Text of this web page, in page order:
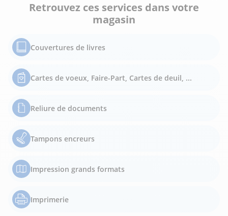
Retrouvez ces services dans votre
magasin
Couvertures de livres
Cartes de voeux, Faire-Part, Cartes de deuil, ...
Reliure de documents
Tampons encreurs
Impression grands formats
Imprimerie